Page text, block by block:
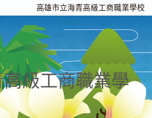
高雄市立海青高級工商職業學校
級工商職業學